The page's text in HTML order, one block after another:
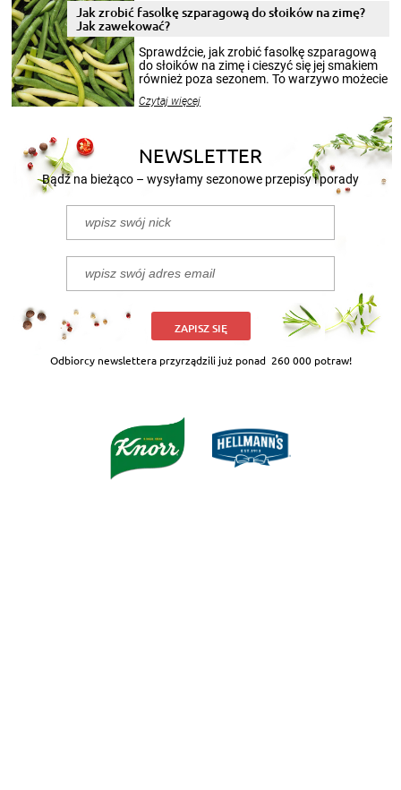
pełni poczuć atmosferę cieplejszych
miesięcy. Przygotowanie słoików ze
smakowitą zawartością musi obejmować
patenty, które pozwolą zachować świeżość
przetworów.
Jak zrobić fasolkę szparagową do słoików na zimę?
Jak zawekować?
Sprawdźcie, jak zrobić fasolkę szparagową
do słoików na zimę i cieszyć się jej smakiem
również poza sezonem. To warzywo możecie
nasze propozycje!
Czytaj więcej
NEWSLETTER
Bądź na bieżąco – wysyłamy sezonowe przepisy i porady
ZAPISZ SIĘ
Odbiorcy newslettera przyrządzili już ponad 260 000 potraw!